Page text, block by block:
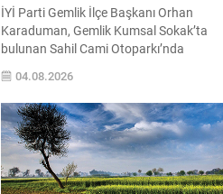
İYİ Parti Gemlik İlçe Başkanı Orhan
Karaduman, Gemlik Kumsal Sokak’ta
bulunan Sahil Cami Otoparkı’nda
yaşandığını belirttiği düzensizliklere ilişkin
kapsamlı bir basın açıklaması yaptı.
Karaduman, otoparkta uzun süredir
devam eden sorunların vatandaşların
günlük yaşamını olumsuz etkilediğini
savunarak, Gemlik Belediyesi’ni kalıcı
çözümler üretmeye davet etti. Gemlik’in
04.08.2026